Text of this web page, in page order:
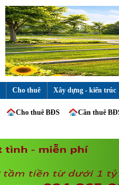
Cho thuê Xây dựng - kiến trúc
Cho thuê BĐS Cần thuê